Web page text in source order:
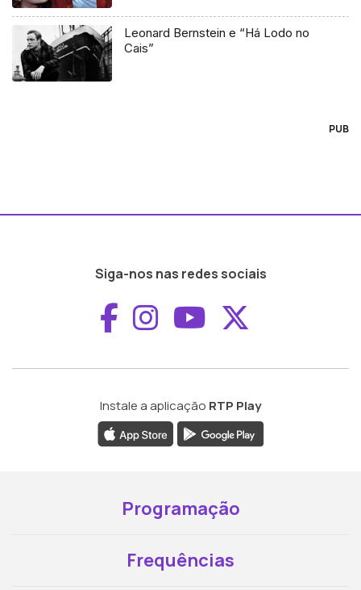
Leonard Bernstein e “Há Lodo no
Cais”
PUB
Siga-nos nas redes sociais
Aceder ao
Aceder ao
Aceder ao
Instale a aplicação RTP Play
Programação
Frequências